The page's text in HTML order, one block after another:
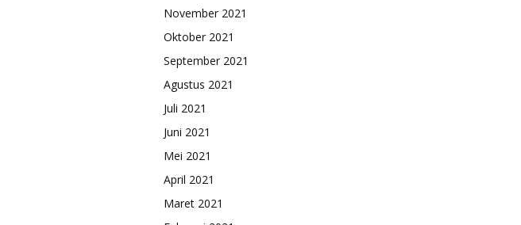
November 2021
Oktober 2021
September 2021
Agustus 2021
Juli 2021
Juni 2021
Mei 2021
April 2021
Maret 2021